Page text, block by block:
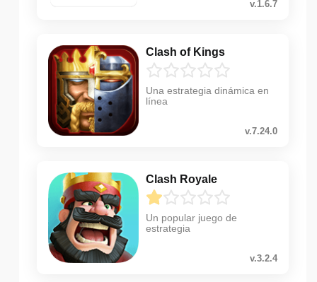
v.1.6.7
Clash of Kings
Una estrategia dinámica en
línea
v.7.24.0
Clash Royale
Un popular juego de
estrategia
v.3.2.4